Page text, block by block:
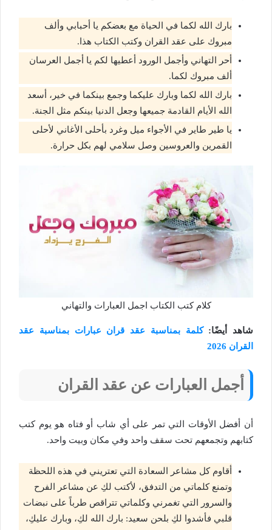
بارك الله لكما في الحياة مع بعضكم يا أحبابي وألف
مبروك على عقد القران وكتب الكتاب هذا.
أحر التهاني وأجمل الورود أعطيها لكم يا أجمل العرسان
ألف مبروك لكما.
بارك الله لكما وبارك عليكما وجمع بينكما في خير، أسعد
الله الأيام القادمة جميعها وجعل الدنيا بينكم مثل الجنة.
يا طير طاير في الأجواء ميل وغرد بأحلى الأغاني لأحلى
القمرين والعروسين وصل سلامي لهم بكل حرارة.
كلام كتب الكتاب اجمل العبارات والتهاني
شاهد أيضًا:كلمة بمناسبة عقد قران عبارات بمناسبة عقد
القران 2026
أجمل العبارات عن عقد القران
أن أفضل الأوقات التي تمر على أي شاب أو فتاه هو يوم كتب
كتابهم وتجمعهم تحت سقف واحد وفي مكان وبيت واحد.
أقاوم كل مشاعر السعادة التي تعتريني في هذه اللحظة
وتمنع كلماتي من التدفق، لأكتب لكِ عن مشاعر الفرح
والسرور التي تغمرني وكلماتي تتراقص طرباً على نبضات
قلبي فأشدوا لكِ بلحن سعيد: بارك الله لكِ، وبارك عليكِ،